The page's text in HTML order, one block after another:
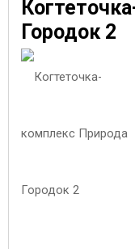
Городок 2